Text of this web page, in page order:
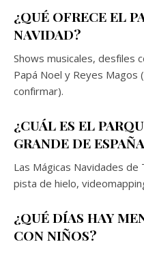
¿QUÉ OFRECE EL
NAVIDAD?
Shows musicales, desfiles
Papá Noel y Reyes Magos
confirmar).
¿CUÁL ES EL
GRANDE DE
Las Mágicas Navidades
pista de hielo,
¿QUÉ DÍAS HAY
CON NIÑOS?